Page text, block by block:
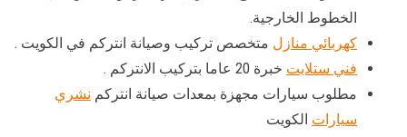
الخطوط الخارجية.
كهربائي منازل متخصص تركيب وصيانة انتركم في الكويت .
فني ستلايت خبرة 20 عاما بتركيب الانتركم .
مطلوب سيارات مجهزة بمعدات صيانة انتركم نشري
سيارات الكويت